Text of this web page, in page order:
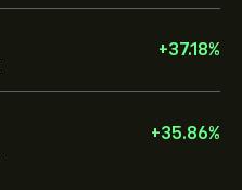
+37.18%
+35.86%